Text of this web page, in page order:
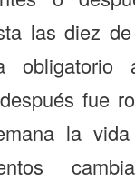
las diez
obligatorio
fue
la